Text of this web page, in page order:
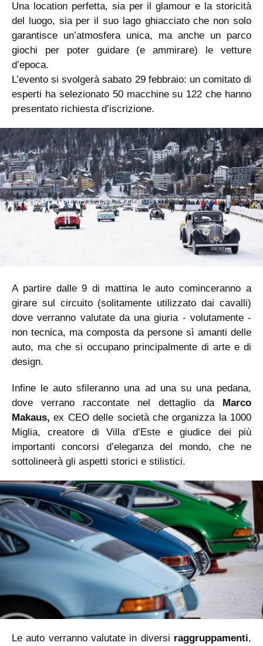
Una location perfetta, sia per il glamour e la storicità
del luogo, sia per il suo lago ghiacciato che non solo
garantisce un’atmosfera unica, ma anche un parco
giochi per poter guidare (e ammirare) le vetture
d’epoca.
L’evento si svolgerà sabato 29 febbraio: un comitato di
esperti ha selezionato 50 macchine su 122 che hanno
presentato richiesta d’iscrizione.
A partire dalle 9 di mattina le auto cominceranno a
girare sul circuito (solitamente utilizzato dai cavalli)
dove verranno valutate da una giuria - volutamente -
non tecnica, ma composta da persone sì amanti delle
auto, ma che si occupano principalmente di arte e di
design.
Infine le auto sfileranno una ad una su una pedana,
dove verrano raccontate nel dettaglio da Marco
Makaus, ex CEO delle società che organizza la 1000
Miglia, creatore di Villa d’Este e giudice dei più
importanti concorsi d’eleganza del mondo, che ne
sottolineerà gli aspetti storici e stilistici.
Le auto verranno valutate in diversi raggruppamenti,